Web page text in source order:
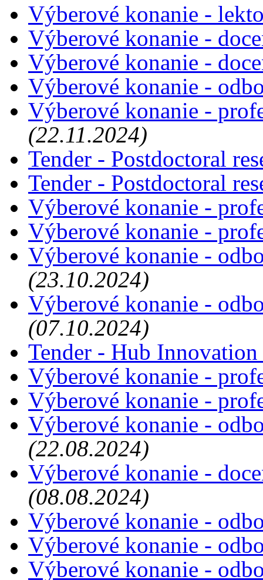
Výberové konanie -
Výberové konanie -
Výberové konanie -
Výberové konanie -
Výberové konanie -
(22.11.2024)
Tender - Postdoctoral
Tender - Postdoctoral
Výberové konanie -
Výberové konanie -
Výberové konanie -
(23.10.2024)
Výberové konanie -
(07.10.2024)
Tender - Hub
Výberové konanie -
Výberové konanie -
Výberové konanie -
(22.08.2024)
Výberové konanie -
(08.08.2024)
Výberové konanie -
Výberové konanie -
Výberové konanie -